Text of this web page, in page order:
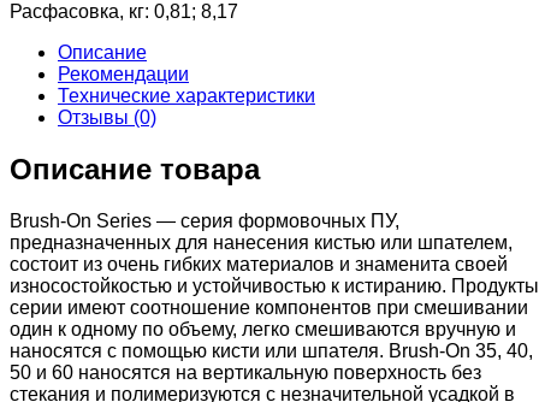
Расфасовка, кг: 0,81; 8,17
Описание
Рекомендации
Технические характеристики
Отзывы (0)
Описание товара
Brush-On Series — серия формовочных ПУ,
предназначенных для нанесения кистью или шпателем,
состоит из очень гибких материалов и знаменита своей
износостойкостью и устойчивостью к истиранию. Продукты
серии имеют соотношение компонентов при смешивании
один к одному по объему, легко смешиваются вручную и
наносятся с помощью кисти или шпателя. Brush-On 35, 40,
50 и 60 наносятся на вертикальную поверхность без
стекания и полимеризуются с незначительной усадкой в